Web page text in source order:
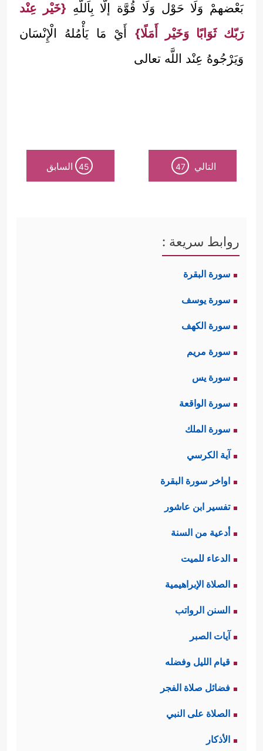
بَعْضهمْ وَلَا حَوْل وَلَا قُوَّة إلَّا بِاَللَّهِ {خَيْر عِنْد
رَبّك ثَوَابًا وَخَيْر أَمَلًا} أَيْ مَا يَأْمُلهُ الْإِنْسَان
وَيَرْجُوهُ عِنْد اللَّه تعالى
التالي 47
45 السابق
روابط سريعة :
سورة البقرة
سورة يوسف
سورة الكهف
سورة مريم
سورة يس
سورة الواقعة
سورة الملك
آية الكرسي
اواخر سورة البقرة
تفسير ابن عاشور
أدعية من السنة
الدعاء للميت
الصلاة الإبراهيمية
السنن الرواتب
آيات الصبر
قيام الليل وفضله
فضائل صلاة الفجر
الصلاة على النبي
الأذكار